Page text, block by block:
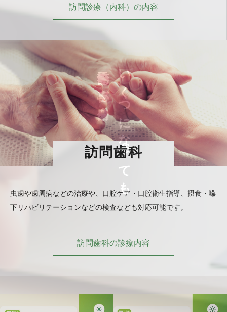
いくつになっても
季節を喜ぶ自分を。
訪問診療（内科）の内容
訪問歯科
虫歯や歯周病などの治療や、口腔ケア・口腔衛生指導、摂食・嚥
下リハビリテーションなどの検査なども対応可能です。
訪問歯科の診療内容